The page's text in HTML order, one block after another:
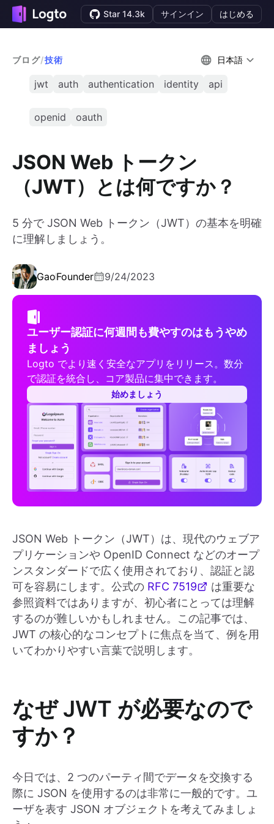
Star 14.3k サインイン はじめる
ブログ/技術 日本語
jwt auth authentication identity api
openid oauth
JSON Web トークン
（JWT）とは何ですか？
5 分で JSON Web トークン（JWT）の基本を明確
に理解しましょう。
GaoFounder 9/24/2023
ユーザー認証に何週間も費やすのはもうやめ
ましょう
Logto でより速く安全なアプリをリリース。数分
で認証を統合し、コア製品に集中できます。
始めましょう
JSON Web トークン（JWT）は、現代のウェブア
プリケーションや OpenID Connect などのオープ
ンスタンダードで広く使用されており、認証と認
可を容易にします。公式の RFC 7519
は重要な
参照資料ではありますが、初心者にとっては理解
するのが難しいかもしれません。この記事では、
JWT の核心的なコンセプトに焦点を当て、例を用
いてわかりやすい言葉で説明します。
なぜ JWT が必要なので
すか？
今日では、2 つのパーティ間でデータを交換する
際に JSON を使用するのは非常に一般的です。ユ
ーザを表す JSON オブジェクトを考えてみましょ